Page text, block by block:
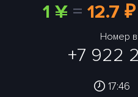
1 ¥= 12.7 ₽
Номер
+7 922
17:46